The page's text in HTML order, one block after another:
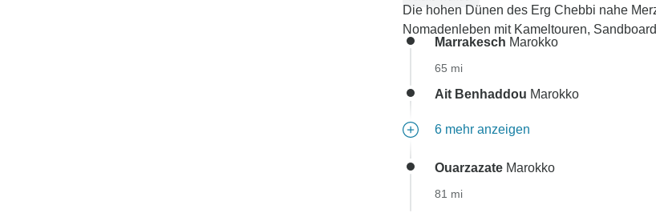
Die hohen Dünen des Erg Chebbi nahe
Nomadenleben mit Kameltouren,
Marrakesch Marokko
65 mi
Ait Benhaddou Marokko
6 mehr anzeigen
Ouarzazate Marokko
81 mi